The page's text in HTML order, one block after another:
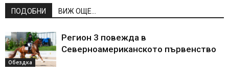
ПОДОБНИ ВИЖ ОЩЕ...
Обездка
Регион 3 повежда в
Северноамериканското първенство